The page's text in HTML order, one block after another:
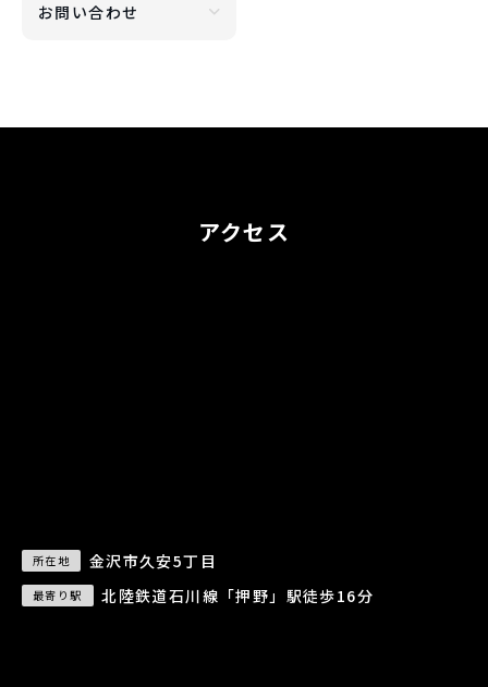
お問い合わせ
アクセス
所在地 金沢市久安5丁目
最寄り駅 北陸鉄道石川線「押野」駅徒歩16分